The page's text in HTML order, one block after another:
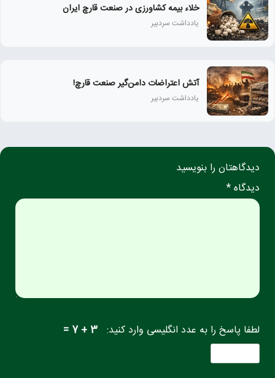
خلاء بیمه کشاورزی در صنعت قارچ ایران
یادداشت سردبیر
آتش اعتراضات دامن‌گیر صنعت قارچ!
یادداشت سردبیر
دیدگاهتان را بنویسید
دیدگاه *
لطفا پاسخ را به عدد انگلیسی وارد کنید: 3 + 7 =